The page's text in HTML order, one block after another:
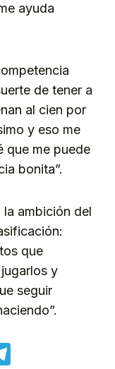
ayuda
de tener a
al cien por
y eso me
que me puede
bonita”.
ambición del
que
y
seguir